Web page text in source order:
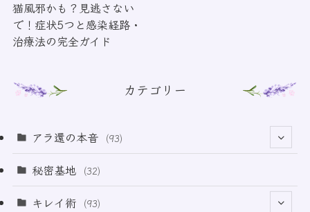
猫風邪かも？見逃さない
で！症状5つと感染経路・
治療法の完全ガイド
カテゴリー
アラ還の本音 (93)
(69)
秘密基地 (32)
キレイ術 (93)